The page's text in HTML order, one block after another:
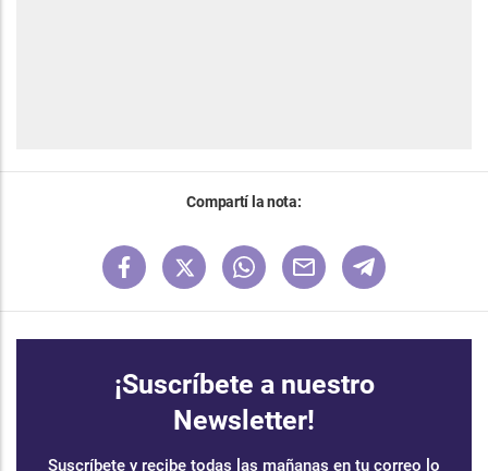
Compartí la nota:
¡Suscríbete a nuestro
Newsletter!
Suscríbete y recibe todas las mañanas en tu correo lo